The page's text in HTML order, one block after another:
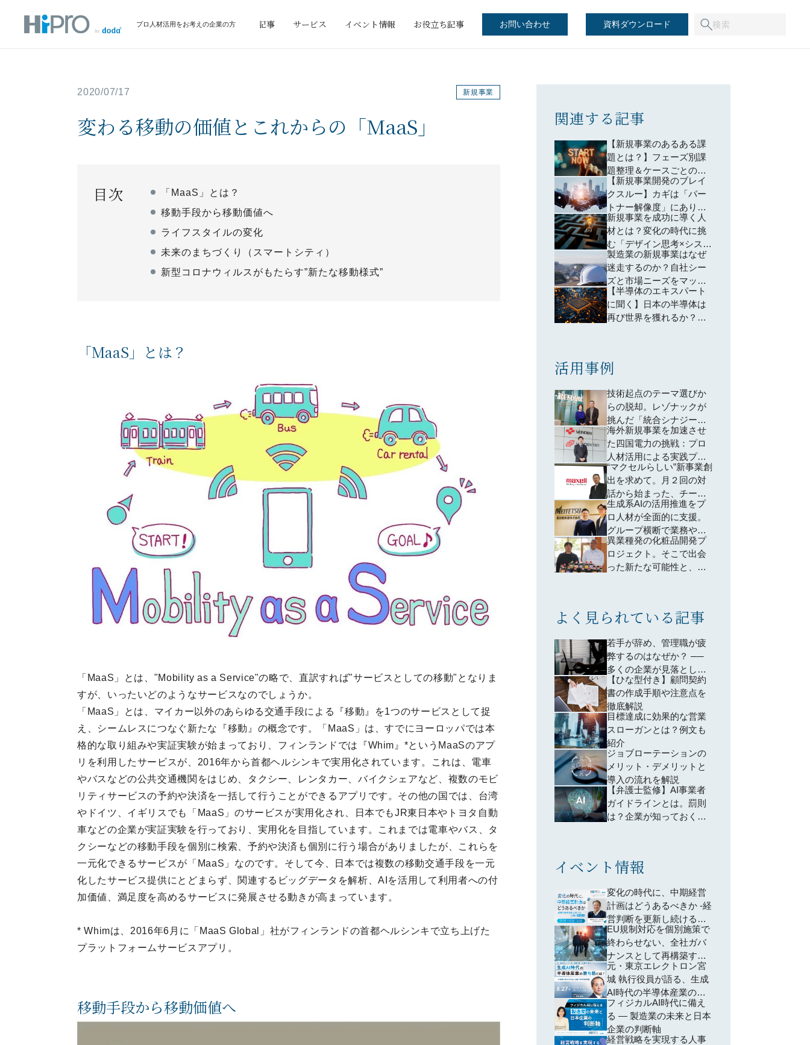
プロ人材活用をお考えの企業の方
サービス イベント情報 お役立ち記事 サービス イベント情報 お役立ち記事 お問い合わせ 資料ダウンロード
2020/07/17 新規事業
変わる移動の価値とこれからの「MaaS」
目次
「MaaS」とは？
移動手段から移動価値へ
ライフスタイルの変化
未来のまちづくり（スマートシティ）
新型コロナウィルスがもたらす”新たな移動様式”
「MaaS」とは？
「MaaS」とは、"Mobility as a Service"の略で、直訳すれば"サービスとしての移動"となりま
すが、いったいどのようなサービスなのでしょうか。
「MaaS」とは、マイカー以外のあらゆる交通手段による『移動』を1つのサービスとして捉
え、シームレスにつなぐ新たな『移動』の概念です。「MaaS」は、すでにヨーロッパでは本
格的な取り組みや実証実験が始まっており、フィンランドでは『Whim』*というMaaSのアプ
リを利用したサービスが、2016年から首都ヘルシンキで実用化されています。これは、電車
やバスなどの公共交通機関をはじめ、タクシー、レンタカー、バイクシェアなど、複数のモビ
リティサービスの予約や決済を一括して行うことができるアプリです。その他の国では、台湾
やドイツ、イギリスでも「MaaS」のサービスが実用化され、日本でもJR東日本やトヨタ自動
車などの企業が実証実験を行っており、実用化を目指しています。これまでは電車やバス、タ
クシーなどの移動手段を個別に検索、予約や決済も個別に行う場合がありましたが、これらを
一元化できるサービスが「MaaS」なのです。そして今、日本では複数の移動交通手段を一元
化したサービス提供にとどまらず、関連するビッグデータを解析、AIを活用して利用者への付
加価値、満足度を高めるサービスに発展させる動きが高まっています。
* Whimは、2016年6月に「MaaS Global」社がフィンランドの首都ヘルシンキで立ち上げた
プラットフォームサービスアプリ。
移動手段から移動価値へ
関連する記事
【新規事業のあるある課
題とは？】フェーズ別課
題整理＆ケースごとの解
決策をご紹介
【新規事業開発のブレイ
クスルー】カギは「パー
トナー解像度」にあり？
外部の知見活用時に重要
な2ステップと状況別マッ
チング術
新規事業を成功に導く人
材とは？変化の時代に挑
む「デザイン思考×システ
ム思考」のスキル開発法
とは
製造業の新規事業はなぜ
迷走するのか？自社シー
ズと市場ニーズをマッチ
ングさせるカギとなるの
は、「顧客の声」と「当
事者意識」
【半導体のエキスパート
に聞く】日本の半導体は
再び世界を獲れるか？カ
活用事例
技術起点のテーマ選びか
らの脱却。レゾナックが
挑んだ「統合シナジーを
生む新規事業創出」の意
思決定改革
海外新規事業を加速させ
た四国電力の挑戦：プロ
人材活用による実践プロ
セス
“マクセルらしい”新事業創
出を求めて。月２回の対
話から始まった、チーム
の土壌づくりとマインド
改革
生成系AIの活用推進をプ
ロ人材が全面的に支援。
グループ横断で業務や業
種に特化した新たな活用
方法の可能性を模索し、
更なる業務効率化を目指
異業種発の化粧品開発プ
ロジェクト。そこで出会
った新たな可能性と、改
よく見られている記事
若手が辞め、管理職が疲
弊するのはなぜか？ ──
多くの企業が見落として
いる「育成設計」の問題
【ひな型付き】顧問契約
書の作成手順や注意点を
徹底解説
目標達成に効果的な営業
スローガンとは？例文も
紹介
ジョブローテーションの
メリット・デメリットと
導入の流れを解説
【弁護士監修】AI事業者
ガイドラインとは。罰則
は？企業が知っておくべ
イベント情報
変化の時代に、中期経営
計画はどうあるべきか -経
営判断を更新し続ける企
業の共通点-
EU規制対応を個別施策で
終わらせない、全社ガバ
ナンスとして再構築する
方法 ―個別対応から脱却
し、規制横断で共通領域
を再編するための全社設
計―
元・東京エレクトロン宮
城 執行役員が語る、生成
AI時代の半導体産業の勝
ち筋とは？ ~AI特需に踊
らされない、投資・SCM
の判断軸~
フィジカルAI時代に備え
る ― 製造業の未来と日本
企業の判断軸
経営戦略を実現する人事